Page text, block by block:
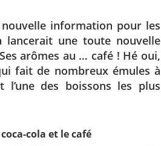
information pour les
lancerait une toute nouvelle
arômes au … café ! Hé oui,
fait de nombreux émules à
des boissons les plus
cola et le café